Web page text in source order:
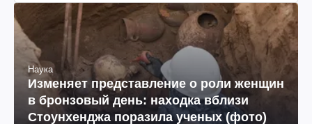
Наука
Изменяет представление о роли женщин
в бронзовый день: находка вблизи
Стоунхенджа поразила ученых (фото)